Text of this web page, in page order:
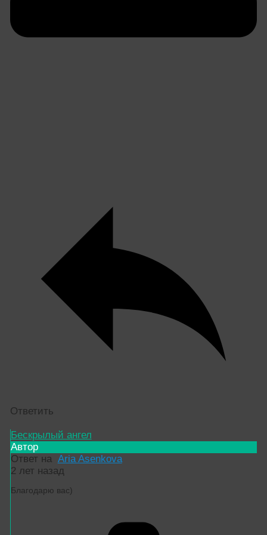
Ответить
Бескрылый ангел
Автор
Ответ на Aria Asenkova
2 лет назад
Благодарю вас)